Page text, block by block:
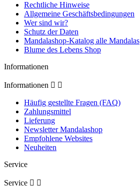
Rechtliche Hinweise
Allgemeine Geschäftsbedingungen
Wer sind wir?
Schutz der Daten
Mandalashop-Katalog alle Mandalas
Blume des Lebens Shop
Informationen
Informationen  
Häufig gestellte Fragen (FAQ)
Zahlungsmittel
Lieferung
Newsletter Mandalashop
Empfohlene Websites
Neuheiten
Service
Service  